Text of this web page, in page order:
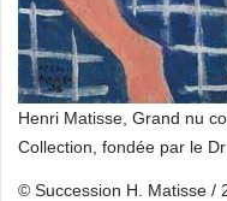
Henri Matisse, Grand nu
Collection, fondée par le
© Succession H. Matisse /